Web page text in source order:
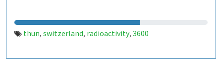
thun, switzerland, radioactivity, 3600